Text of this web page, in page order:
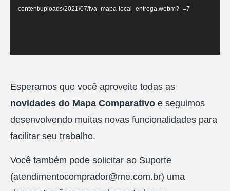
content/uploads/2021/07/Iva_mapa-local_entrega.webm?_=7
Esperamos que você aproveite todas as
novidades do Mapa Comparativo e seguimos
desenvolvendo muitas novas funcionalidades para
facilitar seu trabalho.
Você também pode solicitar ao Suporte
(atendimentocomprador@me.com.br) uma